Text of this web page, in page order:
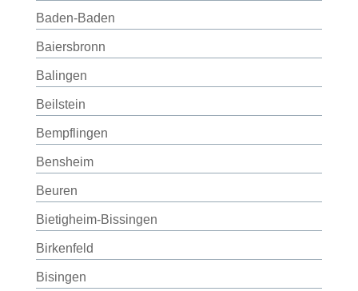
Baden-Baden
Baiersbronn
Balingen
Beilstein
Bempflingen
Bensheim
Beuren
Bietigheim-Bissingen
Birkenfeld
Bisingen